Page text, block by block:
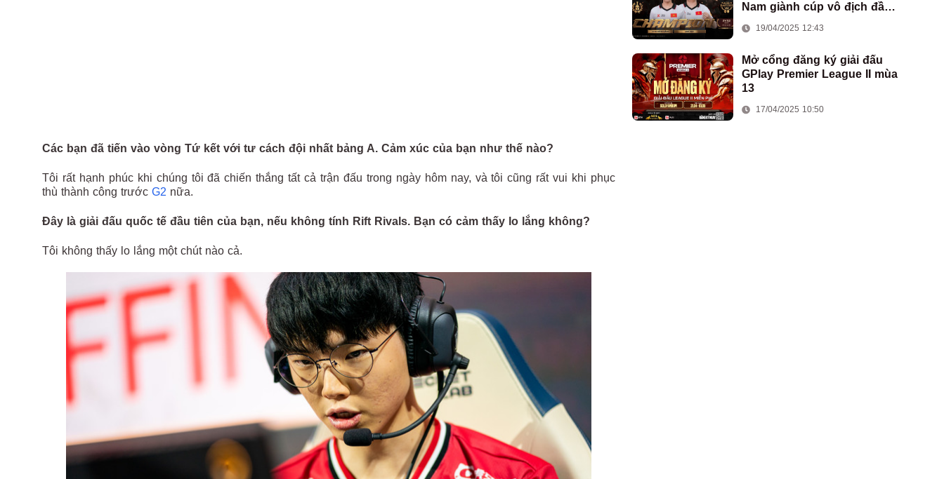
Các bạn đã tiến vào vòng Tứ kết với tư cách đội nhất bảng A. Cảm xúc của bạn như thế nào?
Tôi rất hạnh phúc khi chúng tôi đã chiến thắng tất cả trận đấu trong ngày hôm nay, và tôi cũng rất vui khi phục
thù thành công trước G2 nữa.
Đây là giải đấu quốc tế đầu tiên của bạn, nếu không tính Rift Rivals. Bạn có cảm thấy lo lắng không?
Tôi không thấy lo lắng một chút nào cả.
Nam giành cúp vô địch đầu
19/04/2025 12:43
Mở cổng đăng ký giải đấu
GPlay Premier League II mùa
13
17/04/2025 10:50